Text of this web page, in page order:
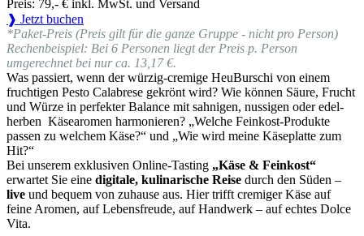
Preis: 79,- € inkl. MwSt. und Versand
❱ Jetzt buchen
*Paket-Preis (Preis gilt für die ganze Gruppe - nicht pro Person)
Rechenbeispiel: Bei 6 Personen liegt der Preis p. Person
umgerechnet bei nur ca. 13,17 €.
Was passiert, wenn der würzig-cremige HeuBurschi von einem
fruchtigen Pesto Calabrese gekrönt wird? Wie können Säure, Frucht
und Würze in perfekter Balance mit sahnigen, nussigen oder edel-
herben Käsearomen harmonieren? „Welche Feinkost-Produkte
passen zu welchem Käse?“ und „Wie wird meine Käseplatte zum
Hit?“
Bei unserem exklusiven Online-Tasting „Käse & Feinkost“
erwartet Sie eine digitale, kulinarische Reise durch den Süden –
live und bequem von zuhause aus. Hier trifft cremiger Käse auf
feine Aromen, auf Lebensfreude, auf Handwerk – auf echtes Dolce
Vita.